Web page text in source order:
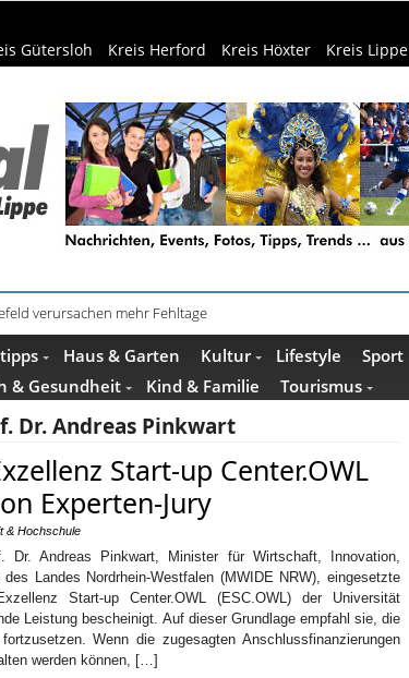
Gütersloh Kreis Herford Kreis Höxter Kreis Lippe
verursachen mehr Fehltage
im Pop-up-Store in Büren
Haus & Garten Kultur Lifestyle Sport
& Gesundheit Kind & Familie Tourismus
Dr. Andreas Pinkwart
Start-up Center.OWL
Experten-Jury
& Hochschule
Dr. Andreas Pinkwart, Minister für Wirtschaft, Innovation,
Landes Nordrhein-Westfalen (MWIDE NRW), eingesetzte
Start-up Center.OWL (ESC.OWL) der Universität
Leistung bescheinigt. Auf dieser Grundlage empfahl sie, die
Wenn die zugesagten Anschlussfinanzierungen
werden können, […]